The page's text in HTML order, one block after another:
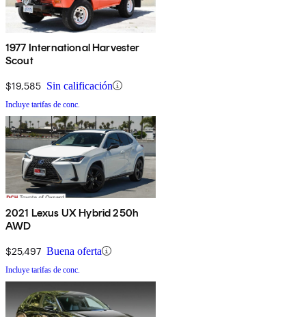
1977 International Harvester
Scout
$19,585 Sin calificación
Incluye tarifas de conc.
2021 Lexus UX Hybrid 250h
AWD
$25,497 Buena oferta
Incluye tarifas de conc.